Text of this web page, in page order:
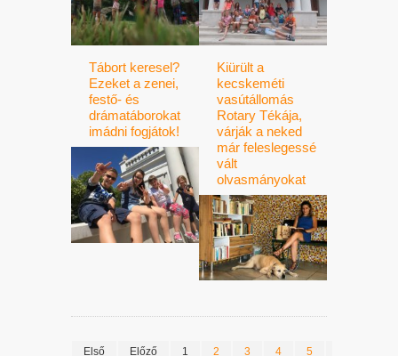
Tábort keresel?
Ezeket a zenei,
festő- és
drámatáborokat
imádni fogjátok!
Kiürült a
kecskeméti
vasútállomás
Rotary Tékája,
várják a neked
már feleslegessé
vált
olvasmányokat
Első Előző 1 2 3 4 5